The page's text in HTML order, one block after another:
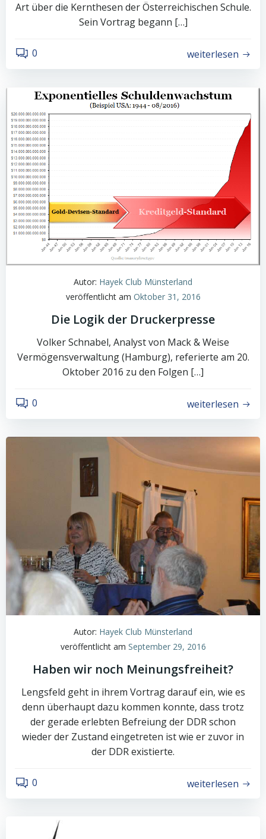
Art über die Kernthesen der Österreichischen Schule.
Sein Vortrag begann […]
0 weiterlesen
Autor: Hayek Club Münsterland
veröffentlicht am Oktober 31, 2016
Die Logik der Druckerpresse
Volker Schnabel, Analyst von Mack & Weise
Vermögensverwaltung (Hamburg), referierte am 20.
Oktober 2016 zu den Folgen […]
0 weiterlesen
Autor: Hayek Club Münsterland
veröffentlicht am September 29, 2016
Haben wir noch Meinungsfreiheit?
Lengsfeld geht in ihrem Vortrag darauf ein, wie es
denn überhaupt dazu kommen konnte, dass trotz
der gerade erlebten Befreiung der DDR schon
wieder der Zustand eingetreten ist wie er zuvor in
der DDR existierte.
0 weiterlesen